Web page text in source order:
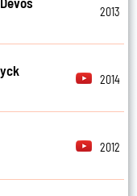
2013
2014
2012